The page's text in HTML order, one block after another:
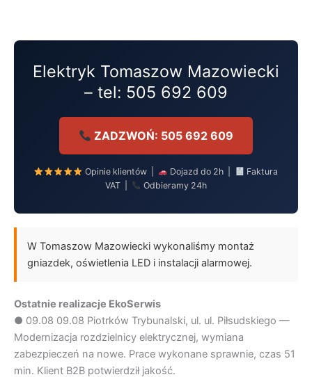
treści
Elektryk Tomaszow Mazowiecki
– tel: 505 692 609
ZADZWOŃ: 505 692 609
Opinie klientów | Dojazd do 2h |
Faktura
VAT |
Odbieramy 24h
W Tomaszow Mazowiecki wykonaliśmy montaż
gniazdek, oświetlenia LED i instalacji alarmowej.
Ostatnie realizacje EkoSerwis
● 09.08 09.08 Piotrków Trybunalski, ul. ul. Piłsudskiego —
Modernizacja rozdzielnicy elektrycznej, wymiana
zabezpieczeń na nowe. Prace wykonane sprawnie, czas 51
min. Klient B2B potwierdził jakość.